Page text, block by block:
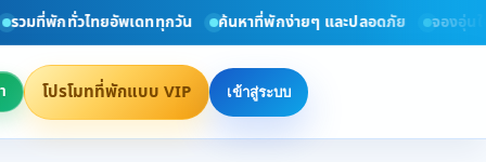
วมที่พักทั่วไทยอัพเดททุกวัน ค้นหาที่พักง่ายๆ และปลอดภัย จองอุ่นใจ
โปรโมทที่พักแบบ VIP เข้าสู่ระบบ